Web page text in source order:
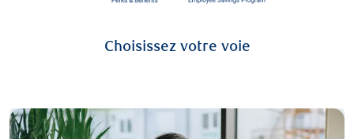
Choisissez votre voie
Marketing | Communications